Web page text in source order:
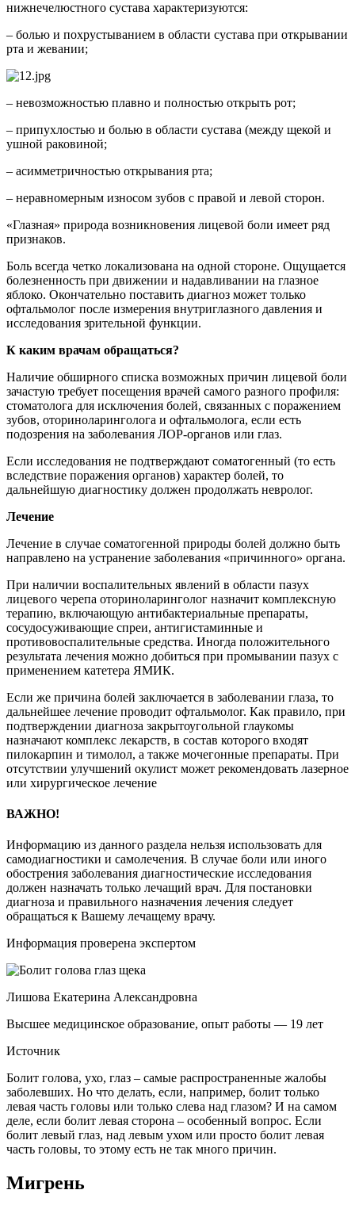
нижнечелюстного сустава характеризуются:
– болью и похрустыванием в области сустава при открывании
рта и жевании;
– невозможностью плавно и полностью открыть рот;
– припухлостью и болью в области сустава (между щекой и
ушной раковиной;
– асимметричностью открывания рта;
– неравномерным износом зубов с правой и левой сторон.
«Глазная» природа возникновения лицевой боли имеет ряд
признаков.
Боль всегда четко локализована на одной стороне. Ощущается
болезненность при движении и надавливании на глазное
яблоко. Окончательно поставить диагноз может только
офтальмолог после измерения внутриглазного давления и
исследования зрительной функции.
К каким врачам обращаться?
Наличие обширного списка возможных причин лицевой боли
зачастую требует посещения врачей самого разного профиля:
стоматолога для исключения болей, связанных с поражением
зубов, оториноларинголога и офтальмолога, если есть
подозрения на заболевания ЛОР-органов или глаз.
Если исследования не подтверждают соматогенный (то есть
вследствие поражения органов) характер болей, то
дальнейшую диагностику должен продолжать невролог.
Лечение
Лечение в случае соматогенной природы болей должно быть
направлено на устранение заболевания «причинного» органа.
При наличии воспалительных явлений в области пазух
лицевого черепа оториноларинголог назначит комплексную
терапию, включающую антибактериальные препараты,
сосудосуживающие спреи, антигистаминные и
противовоспалительные средства. Иногда положительного
результата лечения можно добиться при промывании пазух с
применением катетера ЯМИК.
Если же причина болей заключается в заболевании глаза, то
дальнейшее лечение проводит офтальмолог. Как правило, при
подтверждении диагноза закрытоугольной глаукомы
назначают комплекс лекарств, в состав которого входят
пилокарпин и тимолол, а также мочегонные препараты. При
отсутствии улучшений окулист может рекомендовать лазерное
или хирургическое лечение
ВАЖНО!
Информацию из данного раздела нельзя использовать для
самодиагностики и самолечения. В случае боли или иного
обострения заболевания диагностические исследования
должен назначать только лечащий врач. Для постановки
диагноза и правильного назначения лечения следует
обращаться к Вашему лечащему врачу.
Информация проверена экспертом
Лишова Екатерина Александровна
Высшее медицинское образование, опыт работы — 19 лет
Источник
Болит голова, ухо, глаз – самые распространенные жалобы
заболевших. Но что делать, если, например, болит только
левая часть головы или только слева над глазом? И на самом
деле, если болит левая сторона – особенный вопрос. Если
болит левый глаз, над левым ухом или просто болит левая
часть головы, то этому есть не так много причин.
Мигрень